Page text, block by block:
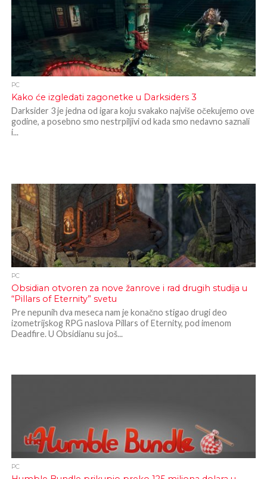
PC
Kako će izgledati zagonetke u Darksiders 3
Darksider 3 je jedna od igara koju svakako najviše očekujemo ove
godine, a posebno smo nestrpiljivi od kada smo nedavno saznali
i...
PC
Obsidian otvoren za nove žanrove i rad drugih studija u
“Pillars of Eternity” svetu
Pre nepunih dva meseca nam je konačno stigao drugi deo
izometrijskog RPG naslova Pillars of Eternity, pod imenom
Deadfire. U Obsidianu su još...
PC